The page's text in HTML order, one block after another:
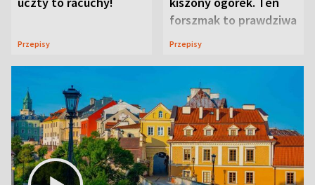
Przepisy
forszmak to prawdziwa
uczta
Przepisy